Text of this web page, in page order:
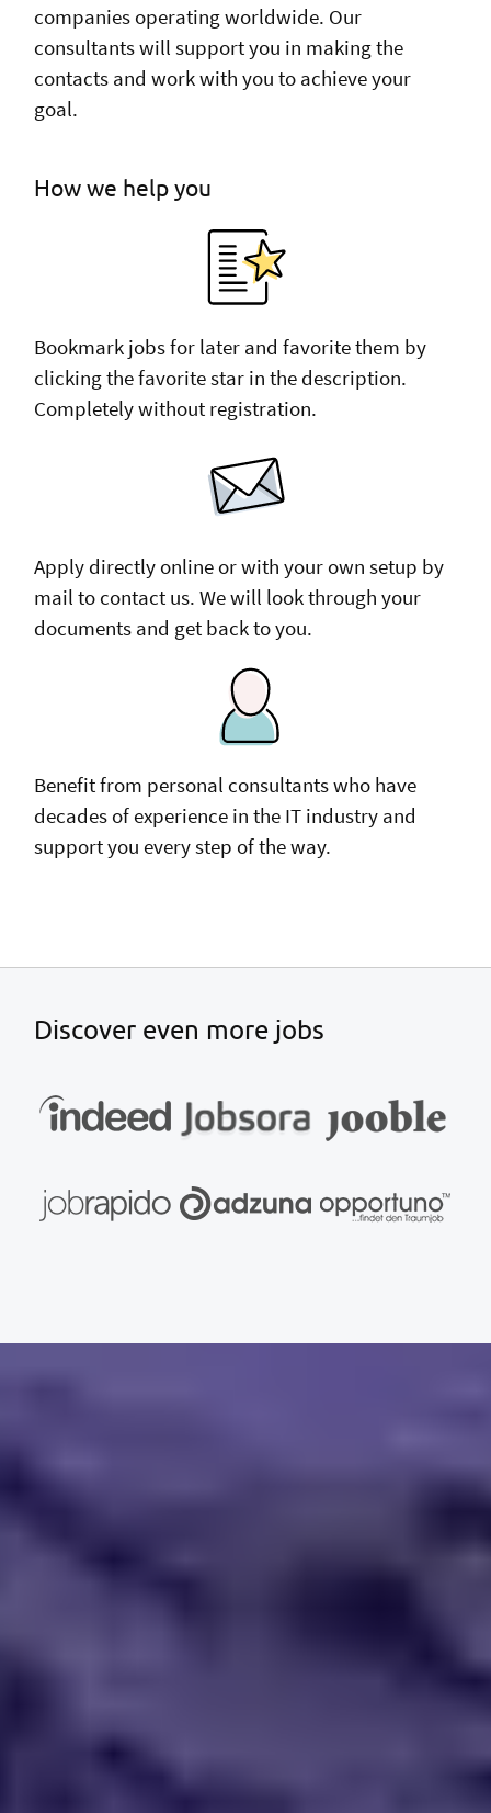
companies operating worldwide. Our
consultants will support you in making the
contacts and work with you to achieve your
goal.
How we help you
Bookmark jobs for later and favorite them by
clicking the favorite star in the description.
Completely without registration.
Apply directly online or with your own setup by
mail to contact us. We will look through your
documents and get back to you.
Benefit from personal consultants who have
decades of experience in the IT industry and
support you every step of the way.
Discover even more jobs